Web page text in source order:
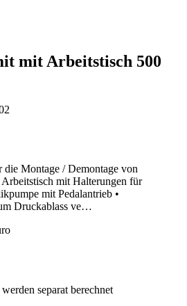
mit Arbeitstisch 500
die Montage / Demontage von
mit Halterungen für
mit Pedalantrieb •
Druckablass ve…
separat berechnet